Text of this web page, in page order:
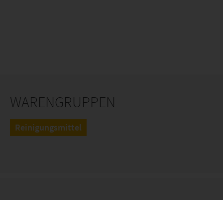
WARENGRUPPEN
Reinigungsmittel